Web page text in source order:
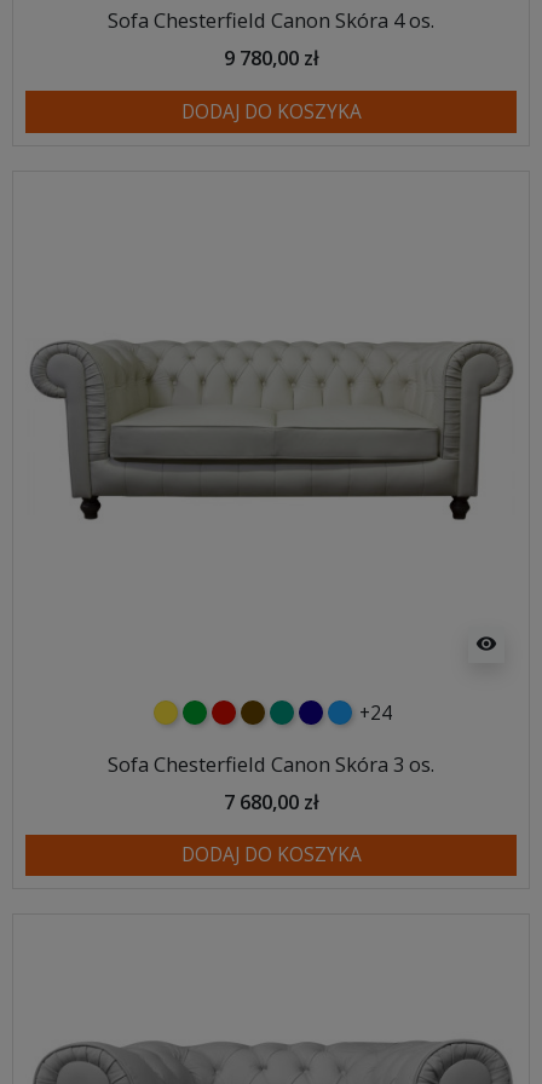
Sofa Chesterfield Canon Skóra 4 os.
9 780,00 zł
DODAJ DO KOSZYKA
visibility
żółtyzielonyczerwony
czekoladowy
turkusowy
granatowy
niebieski
+24
Sofa Chesterfield Canon Skóra 3 os.
7 680,00 zł
DODAJ DO KOSZYKA